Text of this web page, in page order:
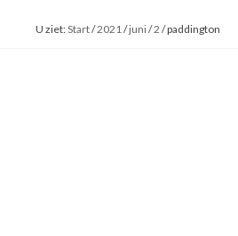
U ziet:Start/2021/juni/2 /paddington